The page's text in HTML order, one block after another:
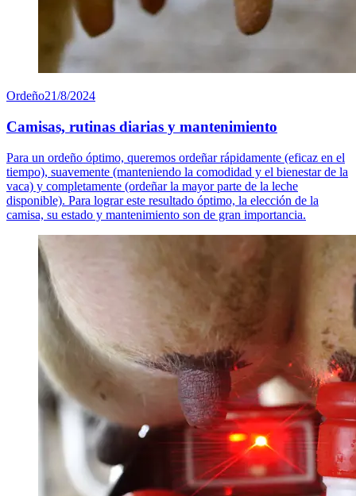
Ordeño21/8/2024
Camisas, rutinas diarias y mantenimiento
Para un ordeño óptimo, queremos ordeñar rápidamente (eficaz en el
tiempo), suavemente (manteniendo la comodidad y el bienestar de la
vaca) y completamente (ordeñar la mayor parte de la leche
disponible). Para lograr este resultado óptimo, la elección de la
camisa, su estado y mantenimiento son de gran importancia.